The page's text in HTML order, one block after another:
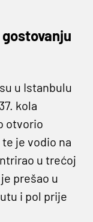
u Istanbulu
kola
otvorio
je vodio na
u trećoj
prešao u
i pol prije